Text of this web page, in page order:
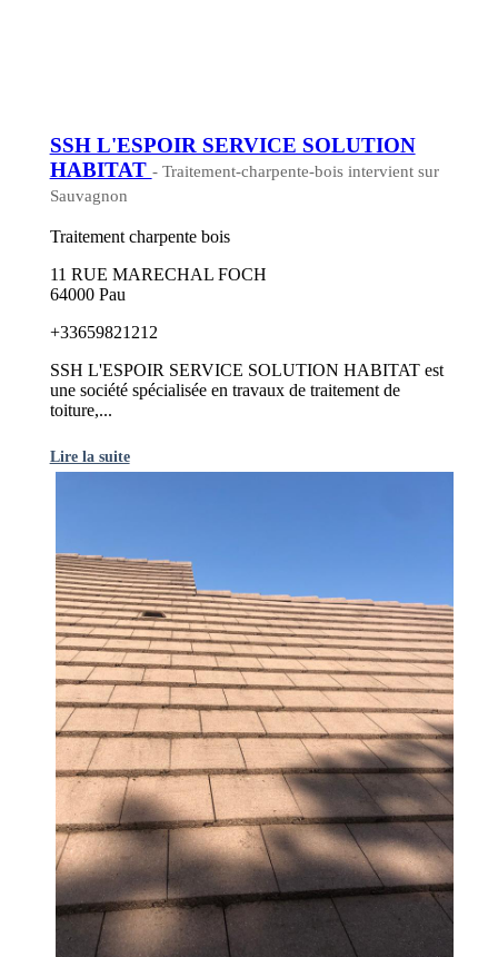
SSH L'ESPOIR SERVICE SOLUTION
HABITAT - Traitement-charpente-bois intervient sur
Sauvagnon
Traitement charpente bois
11 RUE MARECHAL FOCH
64000 Pau
+33659821212
SSH L'ESPOIR SERVICE SOLUTION HABITAT est
une société spécialisée en travaux de traitement de
toiture,...
Lire la suite